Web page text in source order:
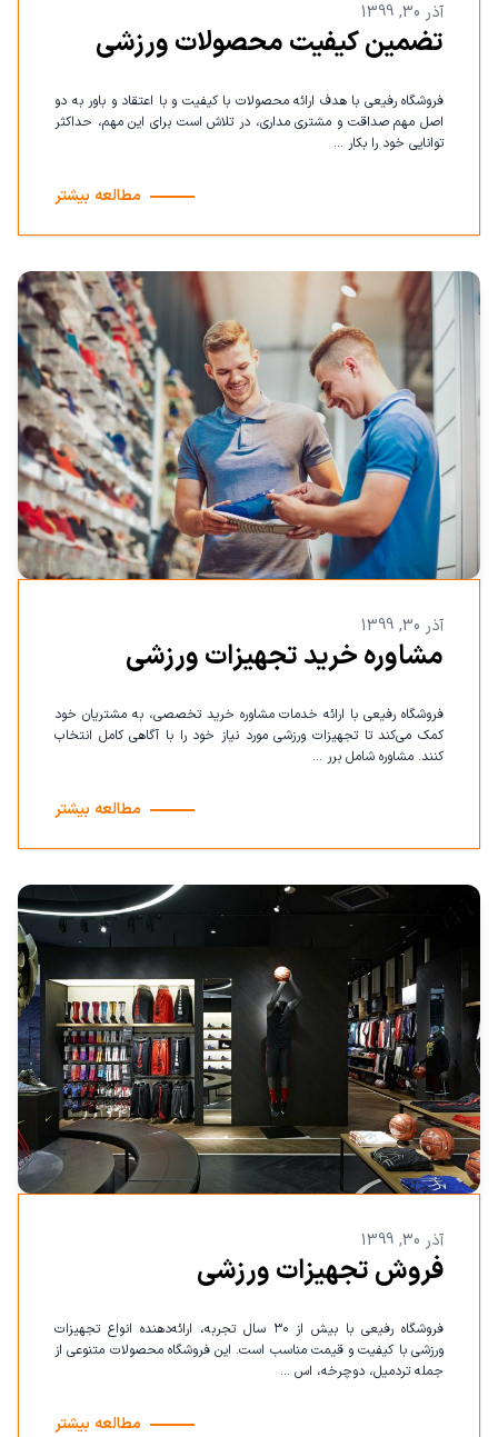
آذر 30, 1399
تضمین کیفیت محصولات ورزشی
فروشگاه رفیعی با هدف ارائه محصولات با کیفیت و با اعتقاد و باور به دو
اصل مهم صداقت و مشتری مداری، در تلاش است برای این مهم، حداکثر
توانایی خود را بکار ...
مطالعه بیشتر
آذر 30, 1399
مشاوره خرید تجهیزات ورزشی
فروشگاه رفیعی با ارائه خدمات مشاوره خرید تخصصی، به مشتریان خود
کمک می‌کند تا تجهیزات ورزشی مورد نیاز خود را با آگاهی کامل انتخاب
کنند. مشاوره شامل برر ...
مطالعه بیشتر
آذر 30, 1399
فروش تجهیزات ورزشی
فروشگاه رفیعی با بیش از ۳۰ سال تجربه، ارائه‌دهنده انواع تجهیزات
ورزشی با کیفیت و قیمت مناسب است. این فروشگاه محصولات متنوعی از
جمله تردمیل، دوچرخه، اس ...
مطالعه بیشتر